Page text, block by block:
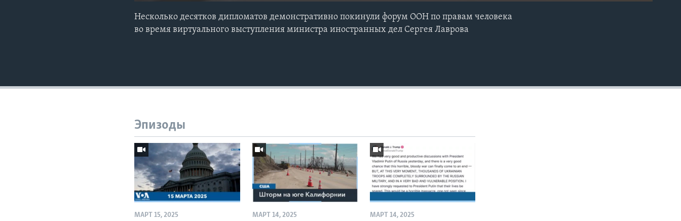
Несколько десятков дипломатов демонстративно покинули форум ООН по правам человека
во время виртуального выступления министра иностранных дел Сергея Лаврова
Эпизоды
МАРТ 15, 2025 МАРТ 14, 2025 МАРТ 14, 2025